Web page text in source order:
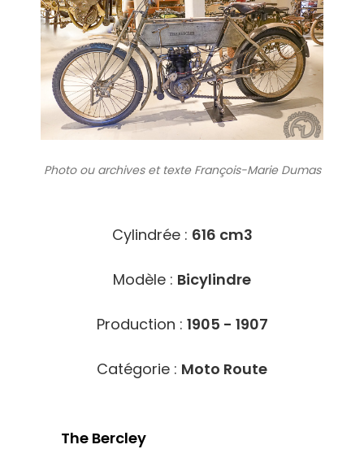
Photo ou archiveset texte François-Marie Dumas
Cylindrée : 616 cm3
Modèle : Bicylindre
Production : 1905 - 1907
Catégorie : Moto Route
The Bercley